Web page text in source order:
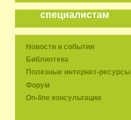
специалистам
Новости и события
Библиотека
Полезные интернет-ресурсы
Форум
On-line консультации